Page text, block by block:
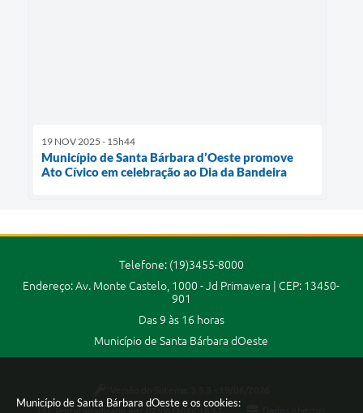
Município de Santa Bárbara dOeste e os cookies:
19 NOV 2025 - 15h44
Município de Santa Bárbara d’Oeste promove
Ato Cívico em celebração ao Dia da Bandeira
Telefone: (19)3455-8000
Endereço: Av. Monte Castelo, 1000 - Jd Primavera | CEP: 13450-
901
Das 9 às 16 horas
Município de Santa Bárbara dOeste